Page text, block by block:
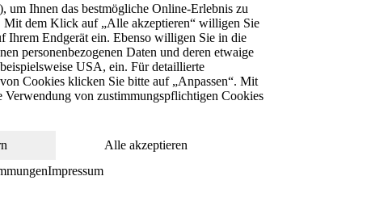
Ihnen das bestmögliche Online-Erlebnis zu
Mit dem Klick auf „Alle akzeptieren“ willigen Sie
Ihrem Endgerät ein. Ebenso willigen Sie in die
personenbezogenen Daten und deren etwaige
USA, ein. Für detaillierte
Cookies klicken Sie bitte auf „Anpassen“. Mit
von zustimmungspflichtigen Cookies
Alle akzeptieren
Impressum